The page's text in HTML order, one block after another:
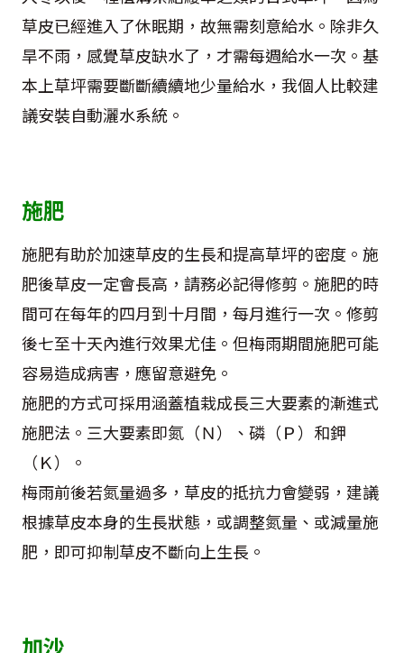
草皮已經進入了休眠期，故無需刻意給水。除非久
旱不雨，感覺草皮缺水了，才需每週給水一次。基
本上草坪需要斷斷續續地少量給水，我個人比較建
議安裝自動灑水系統。
施肥
施肥有助於加速草皮的生長和提高草坪的密度。施
肥後草皮一定會長高，請務必記得修剪。施肥的時
間可在每年的四月到十月間，每月進行一次。修剪
後七至十天內進行效果尤佳。但梅雨期間施肥可能
容易造成病害，應留意避免。
施肥的方式可採用涵蓋植栽成長三大要素的漸進式
施肥法。三大要素即氮（Ｎ）、磷（Ｐ）和鉀
（Ｋ）。
梅雨前後若氮量過多，草皮的抵抗力會變弱，建議
根據草皮本身的生長狀態，或調整氮量、或減量施
肥，即可抑制草皮不斷向上生長。
加沙